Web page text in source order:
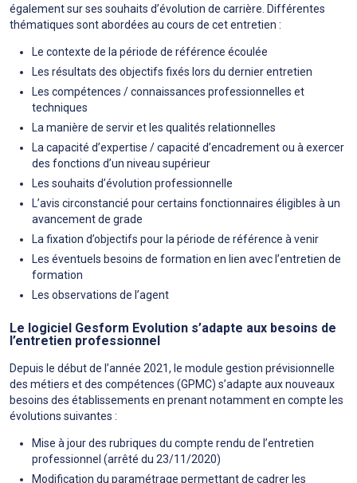
également sur ses souhaits d’évolution de carrière. Différentes
thématiques sont abordées au cours de cet entretien :
Le contexte de la période de référence écoulée
Les résultats des objectifs fixés lors du dernier entretien
Les compétences / connaissances professionnelles et
techniques
La manière de servir et les qualités relationnelles
La capacité d’expertise / capacité d’encadrement ou à exercer
des fonctions d’un niveau supérieur
Les souhaits d’évolution professionnelle
L’avis circonstancié pour certains fonctionnaires éligibles à un
avancement de grade
La fixation d’objectifs pour la période de référence à venir
Les éventuels besoins de formation en lien avec l’entretien de
formation
Les observations de l’agent
Le logiciel Gesform Evolution s’adapte aux besoins de
l’entretien professionnel
Depuis le début de l’année 2021, le module gestion prévisionnelle
des métiers et des compétences (GPMC) s’adapte aux nouveaux
besoins des établissements en prenant notamment en compte les
évolutions suivantes :
Mise à jour des rubriques du compte rendu de l’entretien
professionnel (arrêté du 23/11/2020)
Modification du paramétrage permettant de cadrer les